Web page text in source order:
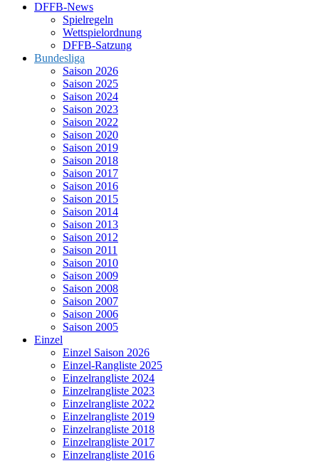
DFFB-News
Spielregeln
Wettspielordnung
DFFB-Satzung
Bundesliga
Saison 2026
Saison 2025
Saison 2024
Saison 2023
Saison 2022
Saison 2020
Saison 2019
Saison 2018
Saison 2017
Saison 2016
Saison 2015
Saison 2014
Saison 2013
Saison 2012
Saison 2011
Saison 2010
Saison 2009
Saison 2008
Saison 2007
Saison 2006
Saison 2005
Einzel
Einzel Saison 2026
Einzel-Rangliste 2025
Einzelrangliste 2024
Einzelrangliste 2023
Einzelrangliste 2022
Einzelrangliste 2019
Einzelrangliste 2018
Einzelrangliste 2017
Einzelrangliste 2016